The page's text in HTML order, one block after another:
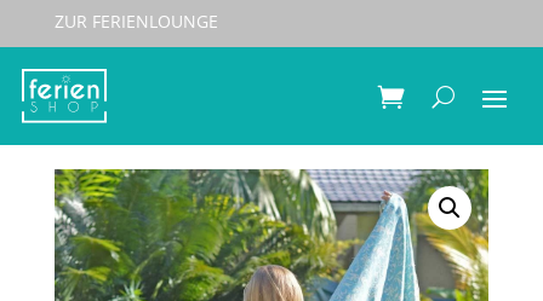
ZUR FERIENLOUNGE
Start/
Hammamtowel Flower Turqoise